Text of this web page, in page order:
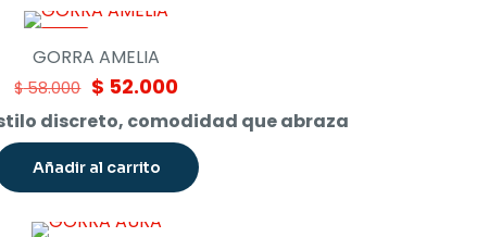
GORRA AMELIA
$58.000 Original
price
was:
$ 58.000.
$ 52.000Current
price
is:
$ 52.000.
discreto, comodidad que abraza
Añadir al carrito